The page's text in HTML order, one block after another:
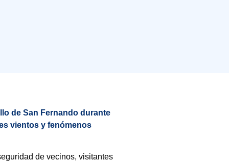
de San Fernando durante
vientos y fenómenos
de vecinos, visitantes